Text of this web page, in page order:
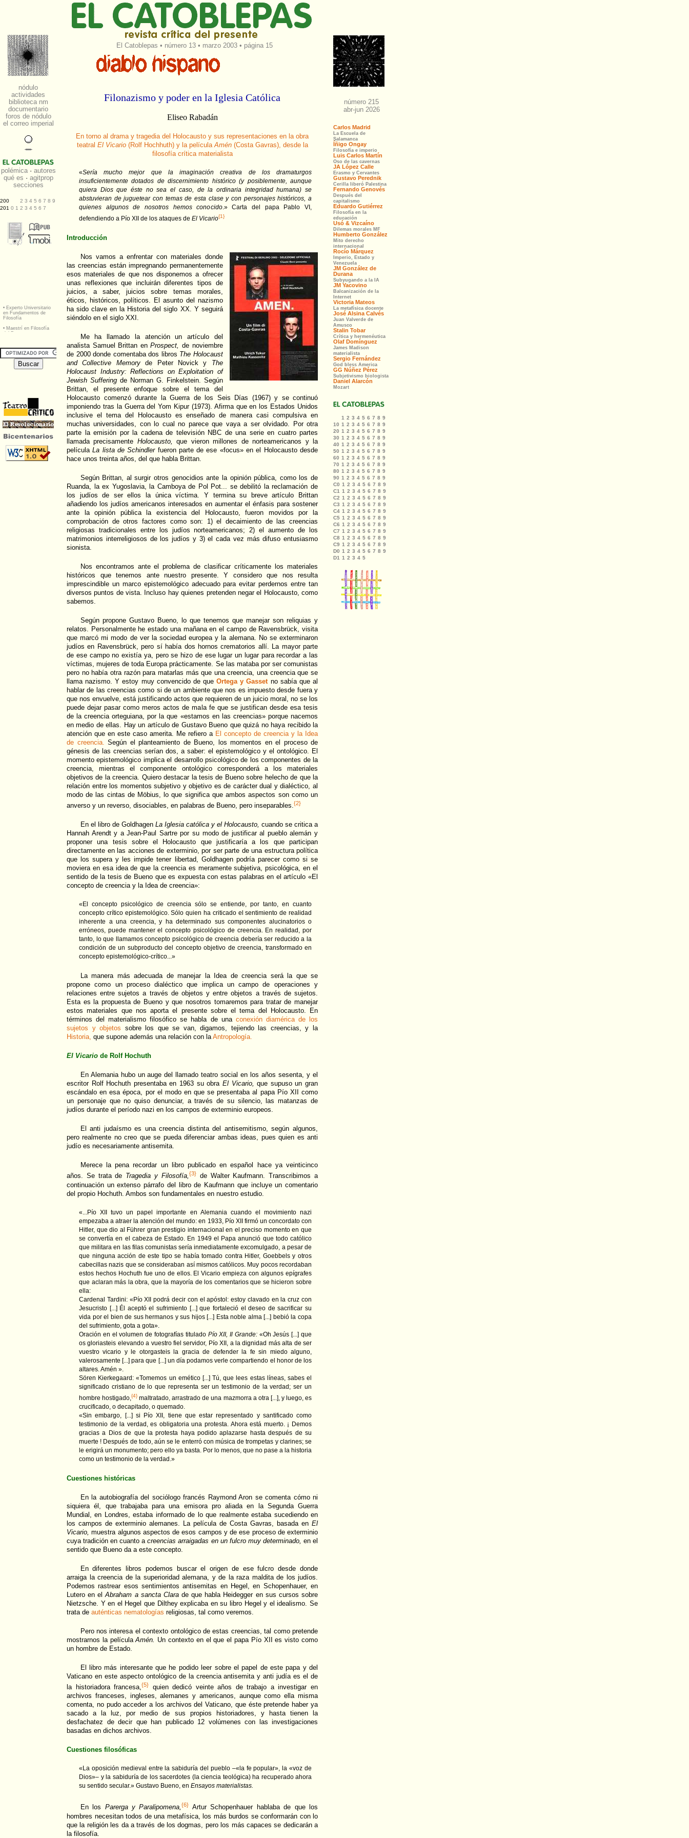
El Catoblepas • número 13• marzo 2003 • página 15
Filonazismo y poder en la Iglesia Católica
Eliseo Rabadán
En torno al drama y tragedia del Holocausto y sus representaciones en la obra
teatral El Vicario(Rolf Hochhuth) y la películaAmén(Costa Gavras), desde la
filosofía crítica materialista
«Sería mucho mejor que la imaginación creativa de los dramaturgos
insuficientemente dotados de discernimiento histórico (y posiblemente, aunque
quiera Dios que éste no sea el caso, de la ordinaria integridad humana) se
abstuvieran de juguetear con temas de esta clase y con personajes históricos, a
quienes algunos de nosotros hemos conocido.» Carta del papa Pablo VI,
defendiendo a Pío XII de los ataques de El Vicario{1}
Introducción
Nos vamos a enfrentar con materiales donde
las creencias están impregnando permanentemente
esos materiales de que nos disponemos a ofrecer
unas reflexiones que incluirán diferentes tipos de
juicios, a saber, juicios sobre temas morales,
éticos, históricos, políticos. El asunto del nazismo
ha sido clave en la Historia del siglo XX. Y seguirá
siéndolo en el siglo XXI.
Me ha llamado la atención un artículo del
analista Samuel Brittan enProspect, de noviembre
de 2000 donde comentaba dos libros The Holocaust
and Collective Memoryde Peter Novick y The
Holocaust Industry: Reflections on Exploitation of
Jewish Suffering de Norman G. Finkelstein. Según
Brittan, el presente enfoque sobre el tema del
Holocausto comenzó durante la Guerra de los Seis Días (1967) y se continuó
imponiendo tras la Guerra del Yom Kipur (1973). Afirma que en los Estados Unidos
inclusive el tema del Holocausto es enseñado de manera casi compulsiva en
muchas universidades, con lo cual no parece que vaya a ser olvidado. Por otra
parte la emisión por la cadena de televisión NBC de una serie en cuatro partes
llamada precisamente Holocausto, que vieron millones de norteamericanos y la
películaLa lista de Schindlerfueron parte de ese «focus» en el Holocausto desde
hace unos treinta años, del que habla Brittan.
Según Brittan, al surgir otros genocidios ante la opinión pública, como los de
Ruanda, la ex Yugoslavia, la Camboya de Pol Pot... se debilitó la reclamación de
los judíos de ser ellos la única víctima. Y termina su breve artículo Brittan
añadiendo los judíos americanos interesados en aumentar el énfasis para sostener
ante la opinión pública la existencia del Holocausto, fueron movidos por la
comprobación de otros factores como son: 1) el decaimiento de las creencias
religiosas tradicionales entre los judíos norteamericanos; 2) el aumento de los
matrimonios interreligiosos de los judíos y 3) el cada vez más difuso entusiasmo
sionista.
Nos encontramos ante el problema de clasificar críticamente los materiales
históricos que tenemos ante nuestro presente. Y considero que nos resulta
imprescindible un marco epistemológico adecuado para evitar perdernos entre tan
diversos puntos de vista. Incluso hay quienes pretenden negar el Holocausto, como
sabemos.
Según propone Gustavo Bueno, lo que tenemos que manejar son reliquias y
relatos. Personalmente he estado una mañana en el campo de Ravensbrück, visita
que marcó mi modo de ver la sociedad europea y la alemana. No se exterminaron
judíos en Ravensbrück, pero sí había dos hornos crematorios allí. La mayor parte
de ese campo no existía ya, pero se hizo de ese lugar un lugar para recordar a las
víctimas, mujeres de toda Europa prácticamente. Se las mataba por ser comunistas
pero no había otra razón para matarlas más que una creencia, una creencia que se
llama nazismo. Y estoy muy convencido de queOrtega y Gassetno sabía que al
hablar de las creencias como si de un ambiente que nos es impuesto desde fuera y
que nos envuelve, está justificando actos que requieren de un juicio moral, no se los
puede dejar pasar como meros actos de mala fe que se justifican desde esa tesis
de la creencia orteguiana, por la que «estamos en las creencias» porque nacemos
en medio de ellas. Hay un artículo de Gustavo Bueno que quizá no haya recibido la
atención que en este caso amerita. Me refiero a El concepto de creencia y la Idea
de creencia. Según el planteamiento de Bueno, los momentos en el proceso de
génesis de las creencias serían dos, a saber: el epistemológico y el ontológico. El
momento epistemológico implica el desarrollo psicológico de los componentes de la
creencia, mientras el componente ontológico corresponderá a los materiales
objetivos de la creencia. Quiero destacar la tesis de Bueno sobre helecho de que la
relación entre los momentos subjetivo y objetivo es de carácter dual y dialéctico, al
modo de las cintas de Möbius, lo que significa que ambos aspectos son como un
anverso y un reverso, disociables, en palabras de Bueno, pero inseparables.{2}
En el libro de Goldhagen La Iglesia católica y el Holocausto, cuando se critica a
Hannah Arendt y a Jean-Paul Sartre por su modo de justificar al pueblo alemán y
proponer una tesis sobre el Holocausto que justificaría a los que participan
directamente en las acciones de exterminio, por ser parte de una estructura política
que los supera y les impide tener libertad, Goldhagen podría parecer como si se
moviera en esa idea de que la creencia es meramente subjetiva, psicológica, en el
sentido de la tesis de Bueno que es expuesta con estas palabras en el artículo «El
concepto de creencia y la Idea de creencia»:
«El concepto psicológico de creencia sólo se entiende, por tanto, en cuanto
concepto crítico epistemológico. Sólo quien ha criticado el sentimiento de realidad
inherente a una creencia, y ha determinado sus componentes alucinatorios o
erróneos, puede mantener el concepto psicológico de creencia. En realidad, por
tanto, lo que llamamos concepto psicológico de creencia debería ser reducido a la
condición de un subproducto del concepto objetivo de creencia, transformado en
concepto epistemológico-crítico...»
La manera más adecuada de manejar la Idea de creencia será la que se
propone como un proceso dialéctico que implica un campo de operaciones y
relaciones entre sujetos a través de objetos y entre objetos a través de sujetos.
Esta es la propuesta de Bueno y que nosotros tomaremos para tratar de manejar
estos materiales que nos aporta el presente sobre el tema del Holocausto. En
términos del materialismo filosófico se habla de una conexión diamérica de los
sujetos y objetos sobre los que se van, digamos, tejiendo las creencias, y la
Historia, que supone además una relación con laAntropología.
El Vicario de Rolf Hochuth
En Alemania hubo un auge del llamado teatro social en los años sesenta, y el
escritor Rolf Hochuth presentaba en 1963 su obra El Vicario, que supuso un gran
escándalo en esa época, por el modo en que se presentaba al papa Pío XII como
un personaje que no quiso denunciar, a través de su silencio, las matanzas de
judíos durante el período nazi en los campos de exterminio europeos.
El anti judaísmo es una creencia distinta del antisemitismo, según algunos,
pero realmente no creo que se pueda diferenciar ambas ideas, pues quien es anti
judío es necesariamente antisemita.
Merece la pena recordar un libro publicado en español hace ya veinticinco
años. Se trata de Tragedia y Filosofía,{3}de Walter Kaufmann. Transcribimos a
continuación un extenso párrafo del libro de Kaufmann que incluye un comentario
del propio Hochuth. Ambos son fundamentales en nuestro estudio.
«...Pío XII tuvo un papel importante en Alemania cuando el movimiento nazi
empezaba a atraer la atención del mundo: en 1933, Pío XII firmó un concordato con
Hitler, que dio al Führer gran prestigio internacional en el preciso momento en que
se convertía en el cabeza de Estado. En 1949 el Papa anunció que todo católico
que militara en las filas comunistas sería inmediatamente excomulgado, a pesar de
que ninguna acción de este tipo se había tomado contra Hitler, Goebbels y otros
cabecillas nazis que se consideraban así mismos católicos. Muy pocos recordaban
estos hechos Hochuth fue uno de ellos. El Vicario empieza con algunos epígrafes
que aclaran más la obra, que la mayoría de los comentarios que se hicieron sobre
ella:
Cardenal Tardini: «Pío XII podrá decir con el apóstol: estoy clavado en la cruz con
Jesucristo [...] Él aceptó el sufrimiento [...] que fortaleció el deseo de sacrificar su
vida por el bien de sus hermanos y sus hijos [...] Esta noble alma [...] bebió la copa
del sufrimiento, gota a gota».
Oración en el volumen de fotografías titulado Pío XII, Il Grande:«Oh Jesús [...] que
os gloriasteis elevando a vuestro fiel servidor, Pío XII, a la dignidad más alta de ser
vuestro vicario y le otorgasteis la gracia de defender la fe sin miedo alguno,
valerosamente [...] para que [...] un día podamos verle compartiendo el honor de los
altares. Amén ».
Sören Kierkegaard: «Tomemos un emético [...] Tú, que lees estas líneas, sabes el
significado cristiano de lo que representa ser un testimonio de la verdad; ser un
hombre hostigado,{4} maltratado, arrastrado de una mazmorra a otra [...], y luego, es
crucificado, o decapitado, o quemado.
«Sin embargo, [...] si Pío XII, tiene que estar representado y santificado como
testimonio de la verdad, es obligatoria una protesta. Ahora está muerto. ¡ Demos
gracias a Dios de que la protesta haya podido aplazarse hasta después de su
muerte ! Después de todo, aún se le enterró con música de trompetas y clarines; se
le erigirá un monumento; pero ello ya basta. Por lo menos, que no pase a la historia
como un testimonio de la verdad.»
Cuestiones históricas
En la autobiografía del sociólogo francés Raymond Aron se comenta cómo ni
siquiera él, que trabajaba para una emisora pro aliada en la Segunda Guerra
Mundial, en Londres, estaba informado de lo que realmente estaba sucediendo en
los campos de exterminio alemanes. La película de Costa Gavras, basada en El
Vicario, muestra algunos aspectos de esos campos y de ese proceso de exterminio
cuya tradición en cuanto acreencias arraigadas en un fulcro muy determinado, en el
sentido que Bueno da a este concepto.
En diferentes libros podemos buscar el origen de ese fulcro desde donde
arraiga la creencia de la superioridad alemana, y de la raza maldita de los judíos.
Podemos rastrear esos sentimientos antisemitas en Hegel, en Schopenhauer, en
Lutero en elAbraham a sancta Clarade que habla Heidegger en sus cursos sobre
Nietzsche. Y en el Hegel que Dilthey explicaba en su libro Hegel y el idealismo. Se
trata de auténticas nematologías religiosas, tal como veremos.
Pero nos interesa el contexto ontológico de estas creencias, tal como pretende
mostrarnos la películaAmén.
Un contexto en el que el papa Pío XII es visto como
un hombre de Estado.
El libro más interesante que he podido leer sobre el papel de este papa y del
Vaticano en este aspecto ontológico de la creencia antisemita y anti judía es el de
la historiadora francesa,{5}
quien dedicó veinte años de trabajo a investigar en
archivos franceses, ingleses, alemanes y americanos, aunque como ella misma
comenta, no pudo acceder a los archivos del Vaticano, que éste pretende haber ya
sacado a la luz, por medio de sus propios historiadores, y hasta tienen la
desfachatez de decir que han publicado 12 volúmenes con las investigaciones
basadas en dichos archivos.
Cuestiones filosóficas
«La oposición medieval entre la sabiduría del pueblo –«la fe popular», la «voz de
Dios»– y la sabiduría de los sacerdotes (la ciencia teológica) ha recuperado ahora
su sentido secular.» Gustavo Bueno, en Ensayos materialistas.
En los Parerga y Paralipomena,{6} Artur Schopenhauer hablaba de que los
hombres necesitan todos de una metafísica, los más burdos se conformarán con lo
que la religión les da a través de los dogmas, pero los más capaces se dedicarán a
la filosofía.